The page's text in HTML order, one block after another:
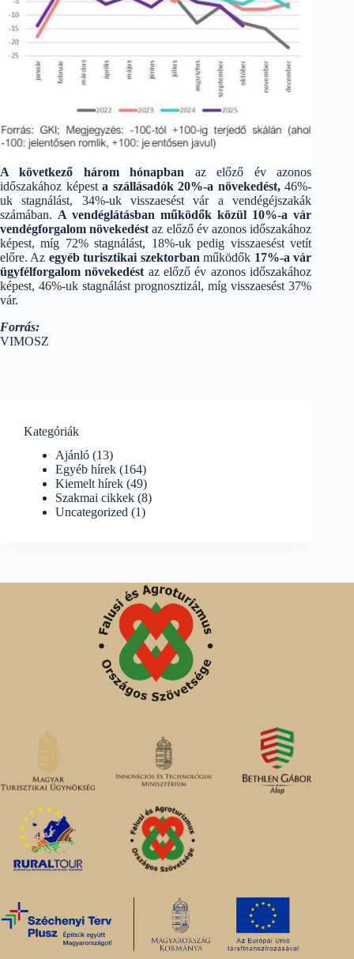
A következő három hónapban az előző év azonos
időszakához képesta szállásadók 20%-a növekedést,46%-
uk stagnálást, 34%-uk visszaesést vár a vendégéjszakák
számában. A vendéglátásban működők közül 10%-a vár
vendégforgalom növekedéstaz előző év azonos időszakához
képest, míg 72% stagnálást, 18%-uk pedig visszaesést vetít
előre. Az egyéb turisztikai szektorbanműködők 17%-a vár
ügyfélforgalom növekedést az előző év azonos időszakához
képest, 46%-uk stagnálást prognosztizál, míg visszaesést 37%
vár.
Forrás:
VIMOSZ
Kategóriák
Ajánló (13)
Egyéb hírek (164)
Kiemelt hírek (49)
Szakmai cikkek (8)
Uncategorized (1)